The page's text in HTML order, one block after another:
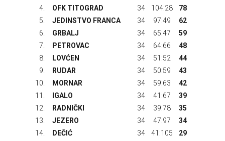
4.
OFK TITOGRAD 34 104:28
78
5.
JEDINSTVO FRANCA 34 97:49
62
6.
GRBALJ 34 65:47
59
7.
PETROVAC 34 64:66
48
8.
LOVĆEN 34 51:52
44
9.
RUDAR 34 50:59
43
10.
MORNAR 34 59:63
42
11.
IGALO 34 41:67
39
12.
RADNIČKI 34 39:78
35
13.
JEZERO 34 47:97
34
14.
DEČIĆ 34 41:105
29